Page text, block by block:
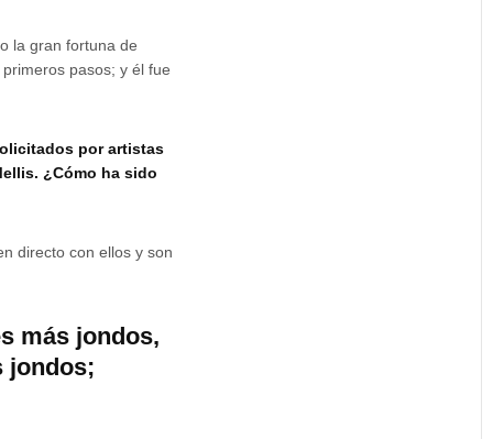
la gran fortuna de
pasos; y él fue
por artistas
¿Cómo ha sido
directo con ellos y son
más jondos,
jondos;